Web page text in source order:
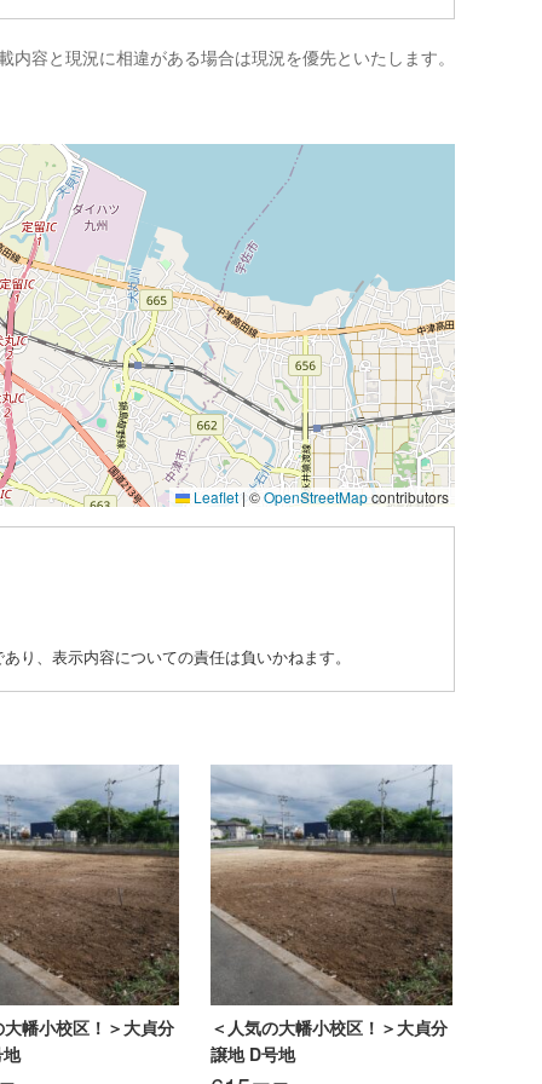
内容と現況に相違がある場合は現況を優先といたします。
Leaflet|©OpenStreetMapcontributors
り、表示内容についての責任は負いかねます。
大幡小校区！＞大貞分
＜人気の大幡小校区！＞大貞分
譲地 D号地